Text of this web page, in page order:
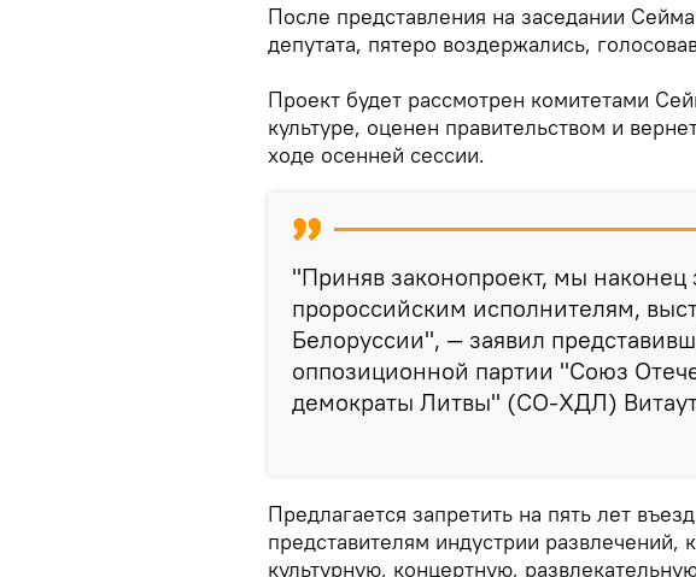
После представления на заседании
депутата, пятеро воздержались,
Проект будет рассмотрен комитетами
культуре, оценен правительством и
ходе осенней сессии.
"Приняв законопроект, мы наконец
пророссийским исполнителям,
Белоруссии", — заявил
оппозиционной партии "Союз
демократы Литвы" (СО-ХДЛ)
Предлагается запретить на пять лет
представителям индустрии развлечений,
культурную, концертную,